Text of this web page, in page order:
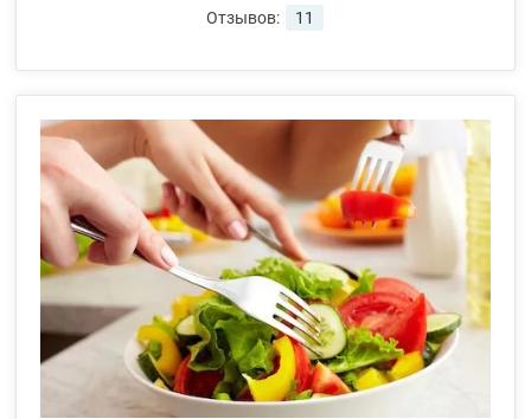
Отзывов: 11